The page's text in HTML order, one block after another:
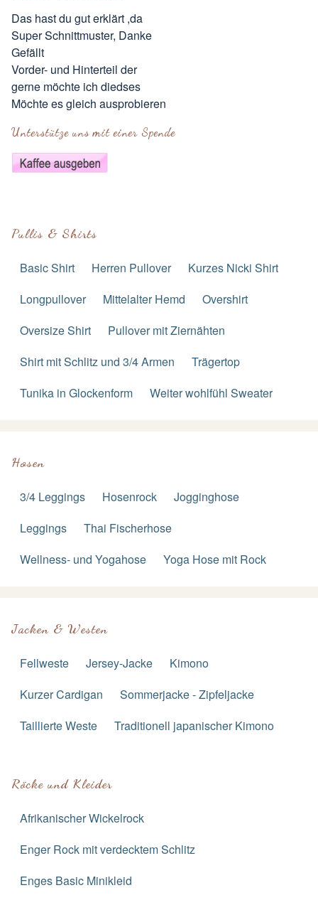
Das hast du gut erklärt ,da
Super Schnittmuster, Danke
Gefällt
Vorder- und Hinterteil der
gerne möchte ich diedses
Möchte es gleich ausprobieren
Unterstütze uns mit einer Spende
Pullis & Shirts
Basic Shirt Herren Pullover
Kurzes Nicki Shirt
Longpullover
Mittelalter Hemd
Overshirt
Oversize Shirt
Pullover mit Ziernähten
Shirt mit Schlitz und 3/4 Armen
Trägertop
Tunika in Glockenform
Weiter wohlfühl Sweater
Hosen
3/4 Leggings Hosenrock
Jogginghose
Leggings
Thai Fischerhose
Wellness- und Yogahose
Yoga Hose mit Rock
Jacken & Westen
Fellweste Jersey-Jacke
Kimono
Kurzer Cardigan
Sommerjacke - Zipfeljacke
Taillierte Weste
Traditionell japanischer Kimono
Röcke und Kleider
Afrikanischer Wickelrock
Enger Rock mit verdecktem Schlitz
Enges Basic Minikleid